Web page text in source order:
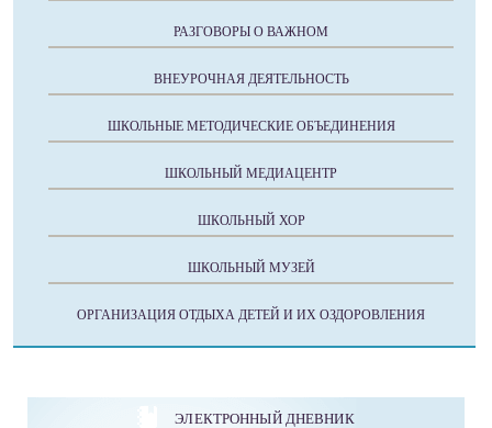
РАЗГОВОРЫ О ВАЖНОМ
ВНЕУРОЧНАЯ ДЕЯТЕЛЬНОСТЬ
ШКОЛЬНЫЕ МЕТОДИЧЕСКИЕ ОБЪЕДИНЕНИЯ
ШКОЛЬНЫЙ МЕДИАЦЕНТР
ШКОЛЬНЫЙ ХОР
ШКОЛЬНЫЙ МУЗЕЙ
ОРГАНИЗАЦИЯ ОТДЫХА ДЕТЕЙ И ИХ ОЗДОРОВЛЕНИЯ
ЭЛЕКТРОННЫЙ ДНЕВНИК